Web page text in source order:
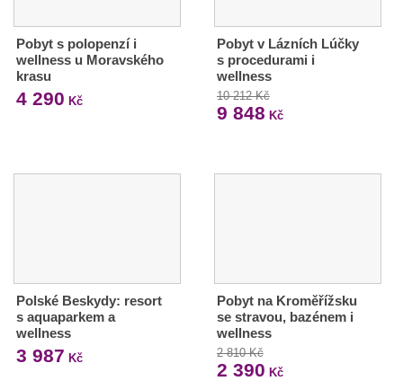
Pobyt s polopenzí i
wellness u Moravského
krasu
4 290 Kč
Pobyt v Lázních Lúčky
s procedurami i
wellness
10 212 Kč
9 848 Kč
Polské Beskydy: resort
s aquaparkem a
wellness
3 987 Kč
Pobyt na Kroměřížsku
se stravou, bazénem i
wellness
2 810 Kč
2 390 Kč